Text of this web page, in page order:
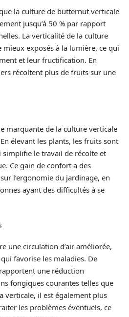
la culture de butternut verticale
jusqu’à 50 % par rapport
La verticalité de la culture
mieux exposés à la lumière, ce qui
et leur fructification. En
récoltent plus de fruits sur une
marquante de la culture verticale
élevant les plants, les fruits sont
simplifie le travail de récolte et
Ce gain de confort a des
l’ergonomie du jardinage, en
ayant des difficultés à se
une circulation d’air améliorée,
favorise les maladies. De
une réduction
fongiques courantes telles que
verticale, il est également plus
les problèmes éventuels, ce